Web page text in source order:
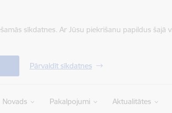
sīkdatnes. Ar Jūsu piekrišanu papildus
Pārvaldīt sīkdatnes
Novads Pakalpojumi Aktualitātes